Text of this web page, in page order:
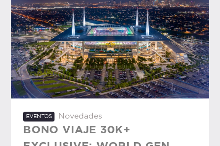
EVENTOS Novedades
BONO VIAJE 30K+